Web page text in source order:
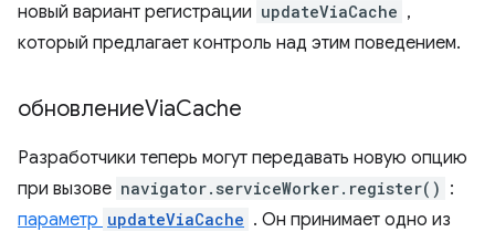
новый вариант регистрации updateViaCache ,
который предлагает контроль над этим поведением.
обновлениеViaCache
Разработчики теперь могут передавать новую опцию
при вызове navigator.serviceWorker.register() :
параметр updateViaCache . Он принимает одно из